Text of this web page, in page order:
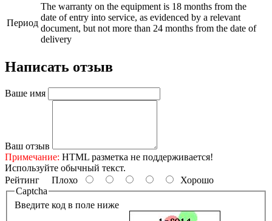
Период
The warranty on the equipment is 18 months from the
date of entry into service, as evidenced by a relevant
document, but not more than 24 months from the date of
delivery
Написать отзыв
Ваше имя
Ваш отзыв
Примечание: HTML разметка не поддерживается!
Используйте обычный текст.
Рейтинг Плохо
Хорошо
Captcha
Введите код в поле ниже